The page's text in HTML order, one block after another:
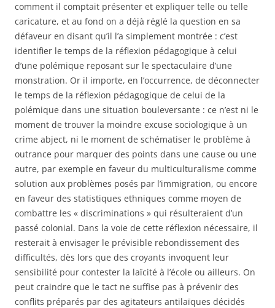
comment il comptait présenter et expliquer telle ou telle
caricature, et au fond on a déjà réglé la question en sa
défaveur en disant qu’il l’a simplement montrée : c’est
identifier le temps de la réflexion pédagogique à celui
d’une polémique reposant sur le spectaculaire d’une
monstration. Or il importe, en l’occurrence, de déconnecter
le temps de la réflexion pédagogique de celui de la
polémique dans une situation bouleversante : ce n’est ni le
moment de trouver la moindre excuse sociologique à un
crime abject, ni le moment de schématiser le problème à
outrance pour marquer des points dans une cause ou une
autre, par exemple en faveur du multiculturalisme comme
solution aux problèmes posés par l’immigration, ou encore
en faveur des statistiques ethniques comme moyen de
combattre les « discriminations » qui résulteraient d’un
passé colonial. Dans la voie de cette réflexion nécessaire, il
resterait à envisager le prévisible rebondissement des
difficultés, dès lors que des croyants invoquent leur
sensibilité pour contester la laïcité à l’école ou ailleurs. On
peut craindre que le tact ne suffise pas à prévenir des
conflits préparés par des agitateurs antilaïques décidés